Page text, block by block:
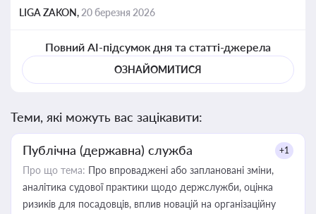
LIGA ZAKON, 20 березня 2026
Повний AI-підсумок дня та статті-джерела
ОЗНАЙОМИТИСЯ
Теми, які можуть вас зацікавити:
Публічна (державна) служба +1
Про що тема: Про впроваджені або заплановані зміни,
аналітика судової практики щодо держслужби, оцінка
ризиків для посадовців, вплив новацій на організаційну